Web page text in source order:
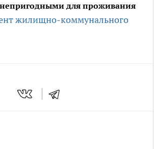
для проживания
жилищно-коммунального